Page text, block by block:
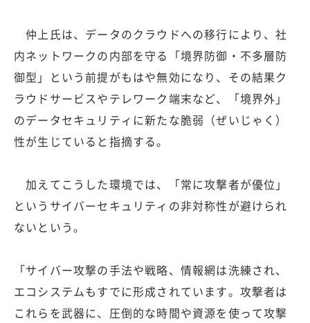
仲上氏は、データのクラウドへの移行により、社
内ネットワークの内部を守る「境界防御・不多層防
御型」という前提がもはや無効になり、その結果ク
ラウドサービスやテレワーク端末など、「境界外」
のデータセキュリティに新たな脆弱（ぜいじゃく）
性が生じていると指摘する。
加えてこうした環境では、「常に攻撃者が優位」
というサイバーセキュリティの非対称性が避けられ
ないという。
「サイバー攻撃の手法や戦略、情報網は洗練され、
エコシステムもすでに形成されています。攻撃者は
これらを武器に、圧倒的な時間や資源を使って攻撃